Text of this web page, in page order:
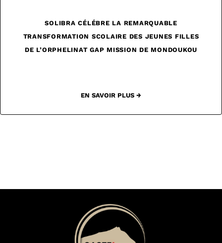
SOLIBRA CÉLÉBRE LA REMARQUABLE
TRANSFORMATION SCOLAIRE DES JEUNES FILLES
DE L’ORPHELINAT GAP MISSION DE MONDOUKOU
EN SAVOIR PLUS →